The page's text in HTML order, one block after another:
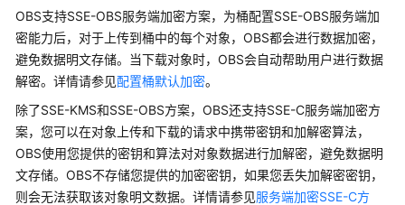
低
意
访
问
导
致
资
金
OBS支持SSE-OBS服务端加密方案，为桶配置SSE-OBS服务端加
密能力后，对于上传到桶中的每个对象，OBS都会进行数据加密，
避免数据明文存储。当下载对象时，OBS会自动帮助用户进行数据
解密。详情请参见配置桶默认加密。
除了SSE-KMS和SSE-OBS方案，OBS还支持SSE-C服务端加密方
案，您可以在对象上传和下载的请求中携带密钥和加解密算法，
OBS使用您提供的密钥和算法对对象数据进行加解密，避免数据明
文存储。OBS不存储您提供的加密密钥，如果您丢失加解密密钥，
则会无法获取该对象明文数据。详情请参见服务端加密SSE-C方